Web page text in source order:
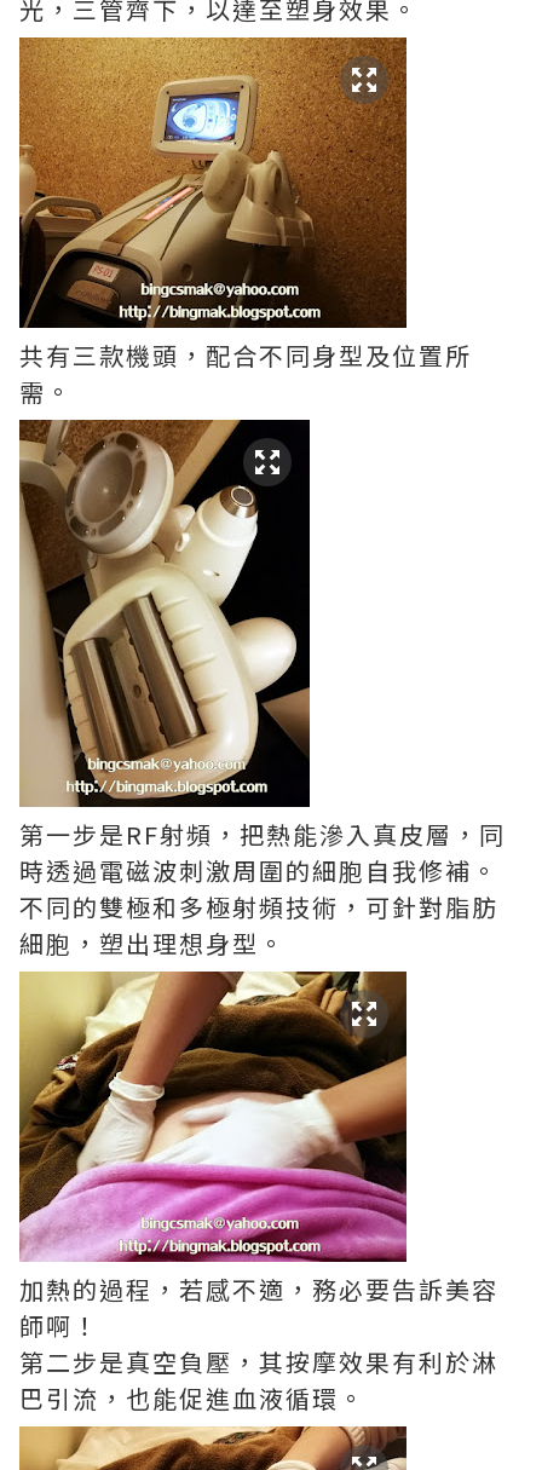
光，三管齊下，以達至塑身效果。
共有三款機頭，配合不同身型及位置所
需。
第一步是RF射頻，把熱能滲入真皮層，同
時透過電磁波刺激周圍的細胞自我修補。
不同的雙極和多極射頻技術，可針對脂肪
細胞，塑出理想身型。
加熱的過程，若感不適，務必要告訴美容
師啊！
第二步是真空負壓，其按摩效果有利於淋
巴引流，也能促進血液循環。